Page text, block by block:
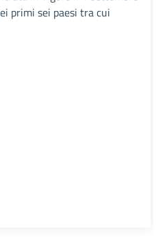
primi sei paesi tra cui